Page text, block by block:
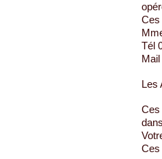
Ces
Tél
Mail
Les
Ces
dans
Ces